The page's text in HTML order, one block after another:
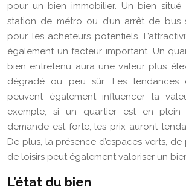
pour un bien immobilier. Un bien situé
station de métro ou d’un arrêt de bus
pour les acheteurs potentiels.
également un facteur important. Un
bien entretenu aura une valeur plus
dégradé ou peu sûr. Les tendances
peuvent également influencer la
exemple, si un quartier est en
demande est forte, les prix auront
De plus, la présence d’espaces verts,
de loisirs peut également valoriser un
L’état du bien